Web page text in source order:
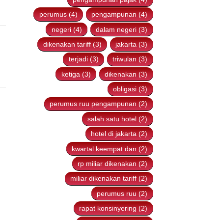
ruu pengampunan (4)
pengampunan pajak (4)
perumus (4)
pengampunan (4)
negeri (4)
dalam negeri (3)
dikenakan tariff (3)
jakarta (3)
triwulan (3)
ketiga (3)
dikenakan (3)
obligasi (3)
perumus ruu pengampunan (2)
salah satu hotel (2)
hotel di jakarta (2)
kwartal keempat dan (2)
rp miliar dikenakan (2)
miliar dikenakan tariff (2)